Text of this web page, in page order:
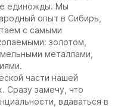
единожды. Мы
опыт в Сибирь,
с самыми
золотом,
металлами,
части нашей
Сразу замечу, что
вдаваться в